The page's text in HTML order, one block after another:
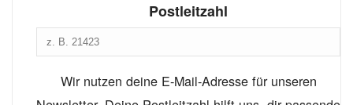
Postleitzahl
Wir nutzen deine E-Mail-Adresse für unseren